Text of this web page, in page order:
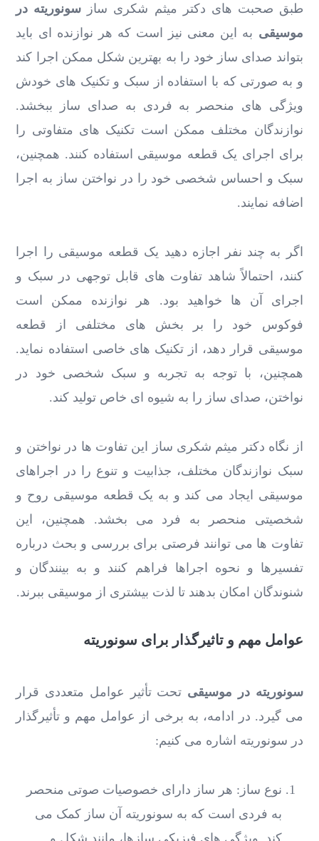
طبق صحبت های دکتر میثم شکری ساز سونوریته در
موسیقی به این معنی نیز است که هر نوازنده ‌ای باید
بتواند صدای ساز خود را به بهترین شکل ممکن اجرا کند
و به صورتی که با استفاده از سبک و تکنیک ‌های خودش
ویژگی‌ های منحصر به فردی به صدای ساز ببخشد.
نوازندگان مختلف ممکن است تکنیک ‌های متفاوتی را
برای اجرای یک قطعه موسیقی استفاده کنند. همچنین،
سبک و احساس شخصی خود را در نواختن ساز به اجرا
اضافه نمایند.
اگر به چند نفر اجازه دهید یک قطعه موسیقی را اجرا
کنند، احتمالاً شاهد تفاوت ‌های قابل توجهی در سبک و
اجرای آن‌ ها خواهید بود. هر نوازنده ممکن است
فوکوس خود را بر بخش‌ های مختلفی از قطعه
موسیقی قرار دهد، از تکنیک ‌های خاصی استفاده نماید.
همچنین، با توجه به تجربه و سبک شخصی خود در
نواختن، صدای ساز را به شیوه ‌ای خاص تولید کند.
از نگاه دکتر میثم شکری ساز این تفاوت ‌ها در نواختن و
سبک نوازندگان مختلف، جذابیت و تنوع را در اجراهای
موسیقی ایجاد می ‌کند و به یک قطعه موسیقی روح و
شخصیتی منحصر به فرد می ‌بخشد. همچنین، این
تفاوت ‌ها می ‌توانند فرصتی برای بررسی و بحث درباره
تفسیر‌ها و نحوه اجراها فراهم کنند و به بینندگان و
شنوندگان امکان بدهند تا لذت بیشتری از موسیقی ببرند.
عوامل مهم و تاثیرگذار برای سونوریته
سونوریته در موسیقی تحت تأثیر عوامل متعددی قرار
می‌ گیرد. در ادامه، به برخی از عوامل مهم و تأثیرگذار
در سونوریته اشاره می‌ کنیم:
نوع ساز: هر ساز دارای خصوصیات صوتی منحصر
به فردی است که به سونوریته آن ساز کمک می
‌کند. ویژگی ‌های فیزیکی سازها، مانند شکل و